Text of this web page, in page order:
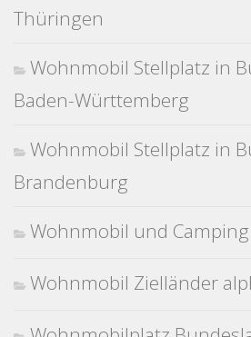
Thüringen
Wohnmobil Stellplatz in
Baden-Württemberg
Wohnmobil Stellplatz in
Brandenburg
Wohnmobil und
Wohnmobil Zielländer